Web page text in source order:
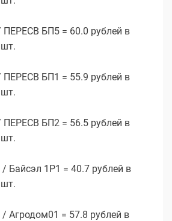
ПЕРЕСВ БП5 = 60.0 рублей в
ПЕРЕСВ БП1 = 55.9 рублей в
ПЕРЕСВ БП2 = 56.5 рублей в
Байсэл 1Р1 = 40.7 рублей в
Агродом01 = 57.8 рублей в